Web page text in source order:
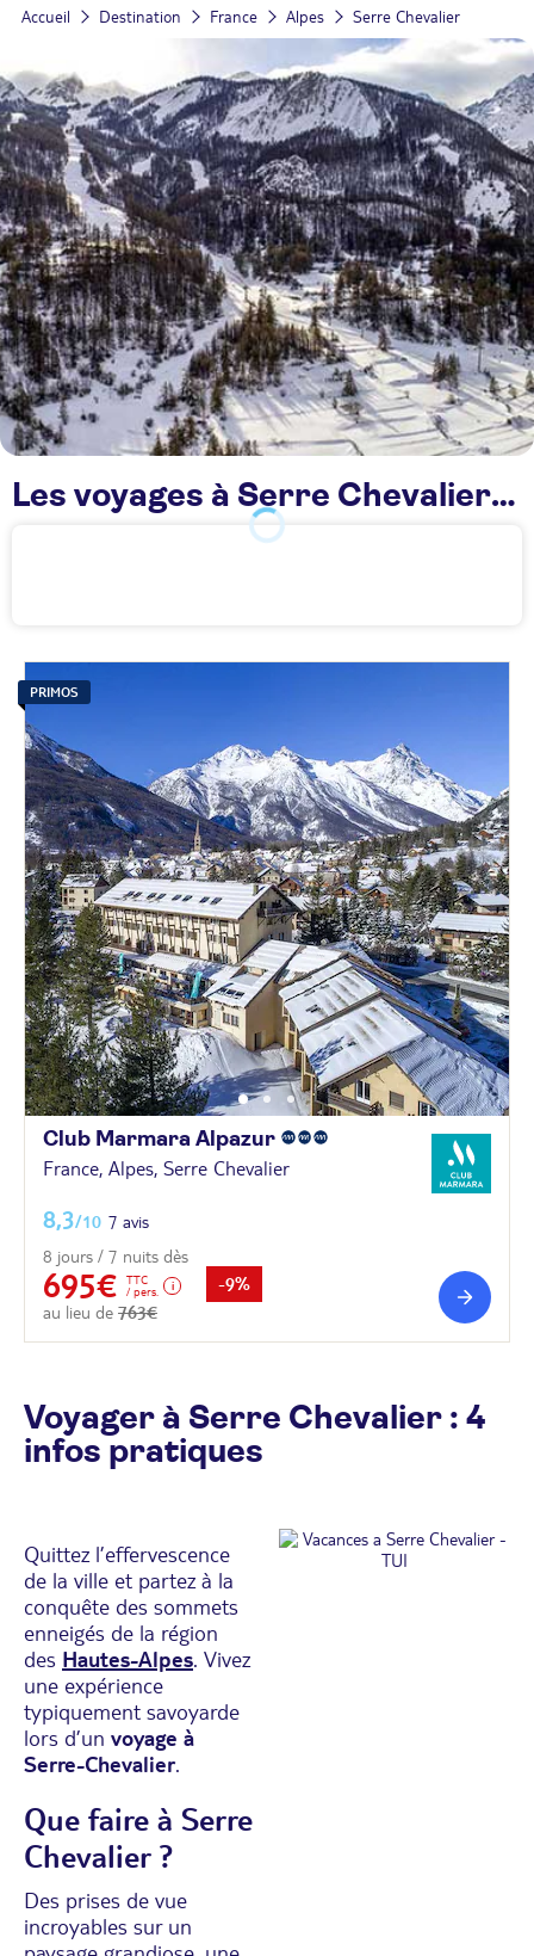
Accueil Destination France Alpes Serre Chevalier
Les voyages à Serre Chevalier TUI
PRIMOS
Club Marmara Alpazur
France, Alpes, Serre Chevalier
8,3/10 7 avis
8 jours / 7 nuits dès
695€
TTC
/ pers.
au lieu de 763€
-9%
Voyager à Serre Chevalier : 4
infos pratiques
Quittez l’effervescence
de la ville et partez à la
conquête des sommets
enneigés de la région
des Hautes-Alpes. Vivez
une expérience
typiquement savoyarde
lors d’un voyage à
Serre-Chevalier.
Que faire à Serre
Chevalier ?
Des prises de vue
incroyables sur un